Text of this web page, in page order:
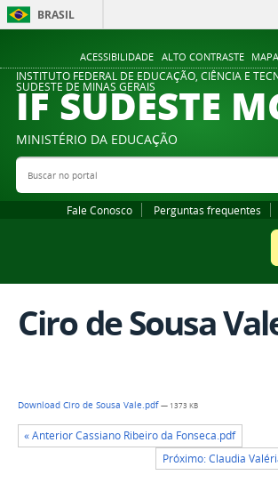
ACESSIBILIDADE ALTO CONTRASTE
BRASIL
INSTITUTO FEDERAL DE EDUCAÇÃO, CIÊNCIA E
SUDESTE DE MINAS GERAIS
IF SUDESTE
MINISTÉRIO DA EDUCAÇÃO
Buscar no portal
Fale Conosco Perguntas frequentes
Ciro de Sousa
Download Ciro de Sousa Vale.pdf— 1373 KB
« Anterior Cassiano Ribeiro da Fonseca.pdf
Próximo: Claudia